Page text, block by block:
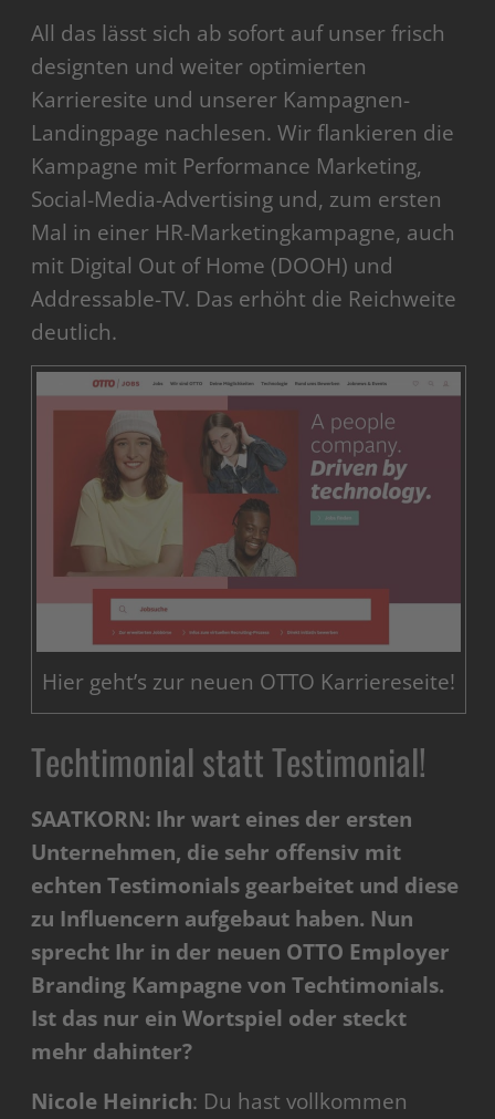
All das lässt sich ab sofort auf unser frisch
designten und weiter optimierten
Karrieresite und unserer Kampagnen-
Landingpage nachlesen. Wir flankieren die
Kampagne mit Performance Marketing,
Social-Media-Advertising und, zum ersten
Mal in einer HR-Marketingkampagne, auch
mit Digital Out of Home (DOOH) und
Addressable-TV. Das erhöht die Reichweite
deutlich.
Hier geht’s zur neuen OTTO Karriereseite!
Techtimonial statt Testimonial!
SAATKORN: Ihr wart eines der ersten
Unternehmen, die sehr offensiv mit
echten Testimonials gearbeitet und diese
zu Influencern aufgebaut haben. Nun
sprecht Ihr in der neuen OTTO Employer
Branding Kampagne von Techtimonials.
Ist das nur ein Wortspiel oder steckt
mehr dahinter?
Nicole Heinrich: Du hast vollkommen